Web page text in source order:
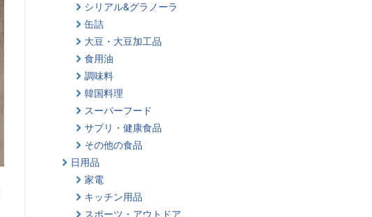
シリアル&グラノーラ
缶詰
大豆・大豆加工品
食用油
調味料
韓国料理
スーパーフード
サプリ・健康食品
その他の食品
日用品
家電
キッチン用品
スポーツ・アウトドア